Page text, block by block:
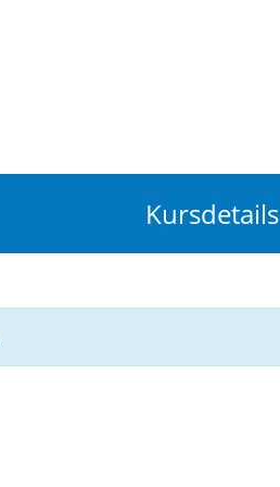
Kursdetails